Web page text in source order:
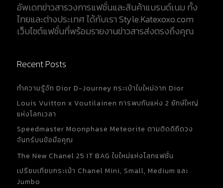
อัพเดทข่าวสารวงการแฟชั่นและสินค้าแบรนด์เนม ทั้ง
ไทยและต่างประเทศ ได้กับเรา Style.Katexoxo.com
เว็บไซต์แฟชั่นที่พร้อมรายงานข่าวสารส่งตรงถึงคุณ
Recent Posts
ทำความรู้จัก Dior D-Journey กระเป๋าใบใหม่จาก Dior
Louis Vuitton x Voutilainen การพบกันแห่ง 2 ยักษ์ใหญ่
แห่งโลกเวลา
Speedmaster Moonphase Meteorite ตามติดดิถีดวง
จันทร์บนข้อมือคุณ
The New Chanel 25 IT BAG ใบใหม่แห่งโลกแฟชั่น
เปรียบเทียบกระเป๋า Chanel Mini, Small, Medium และ
Jumbo